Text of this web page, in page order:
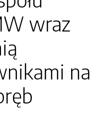
wraz
na